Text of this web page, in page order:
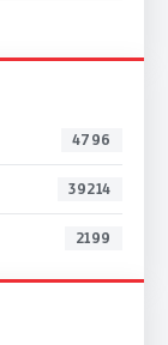
4796
39214
2199